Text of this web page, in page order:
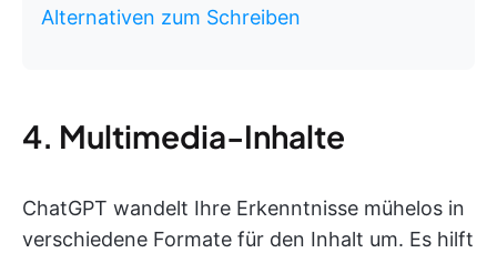
Alternativen zum Schreiben
4. Multimedia-Inhalte
ChatGPT wandelt Ihre Erkenntnisse mühelos in
verschiedene Formate für den Inhalt um. Es hilft